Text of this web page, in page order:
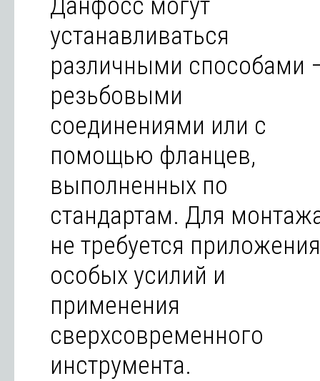
устанавливаться
различными способами
резьбовыми
соединениями или с
помощью фланцев,
выполненных по
стандартам. Для
не требуется приложения
особых усилий и
применения
сверхсовременного
инструмента.